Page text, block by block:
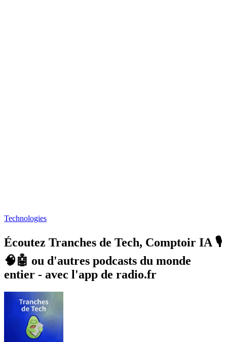
Technologies
Écoutez Tranches de Tech, Comptoir IA 🎙️
🧠🤖 ou d'autres podcasts du monde
entier - avec l'app de radio.fr